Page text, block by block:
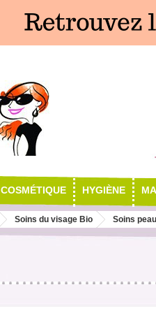
COSMÉTIQUE HYGIÈNE
Soins du visage Bio Soins